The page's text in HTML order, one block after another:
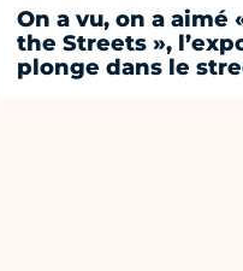
On a vu, on a aimé
the Streets »,
plonge dans le